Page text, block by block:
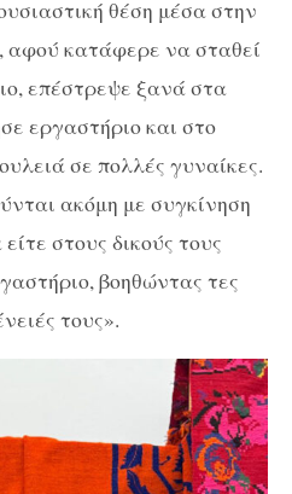
θέση μέσα στην
αφού κατάφερε να σταθεί
επέστρεψε ξανά στα
εργαστήριο και στο
σε πολλές γυναίκες.
ακόμη με συγκίνηση
στους δικούς τους
βοηθώντας τες
τους».